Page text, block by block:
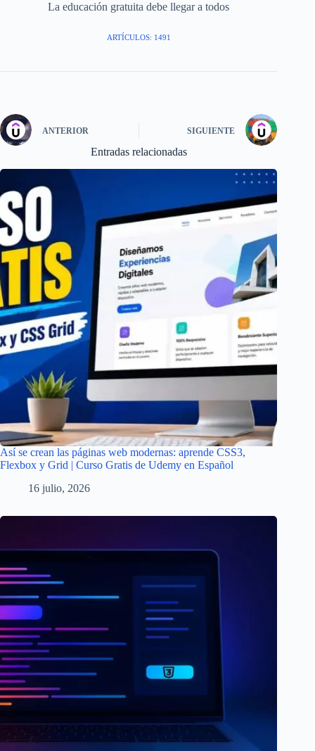
La educación gratuita debe llegar a todos
ARTÍCULOS: 1491
ANTERIOR SIGUIENTE
Entradas relacionadas
Así se crean las páginas web modernas: aprende CSS3,
Flexbox y Grid | Curso Gratis de Udemy en Español
16 julio, 2026